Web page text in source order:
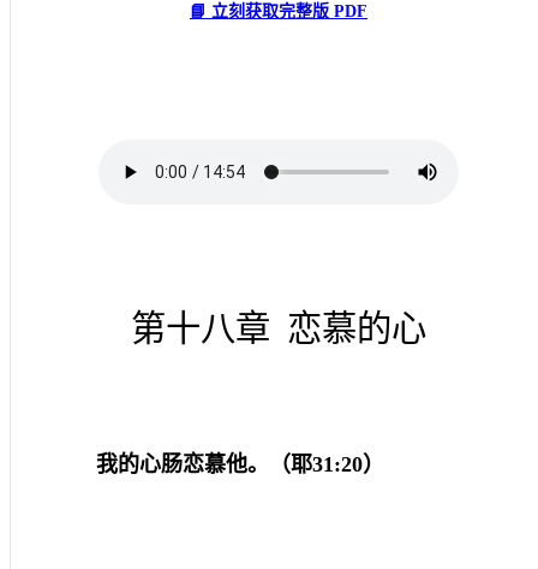
📘 立刻获取完整版 PDF
第十八章 恋慕的心
我的心肠恋慕他。（耶31:20）